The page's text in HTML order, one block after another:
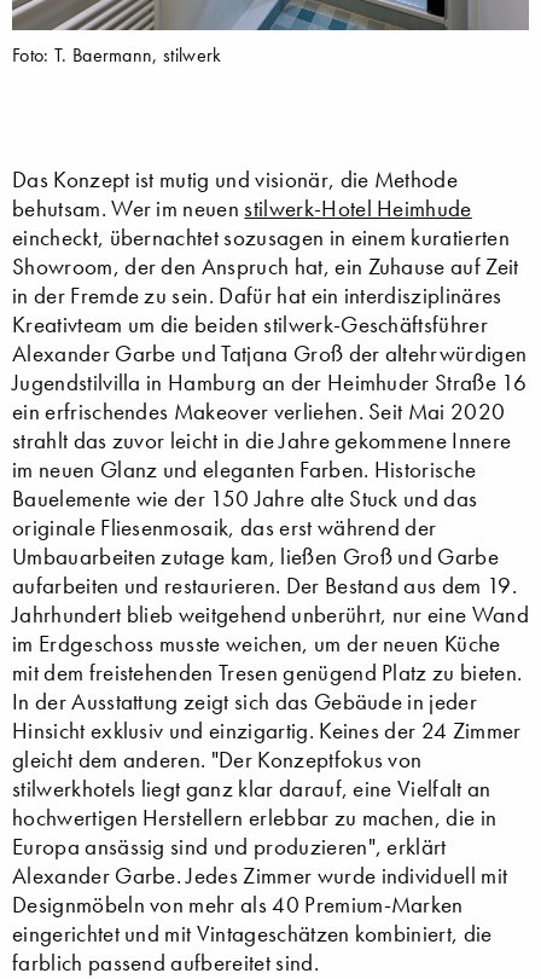
Foto: T. Baermann, stilwerk
Das Konzept ist mutig und visionär, die Methode
behutsam. Wer im neuenstilwerk-Hotel Heimhude
eincheckt, übernachtet sozusagen in einem kuratierten
Showroom, der den Anspruch hat, ein Zuhause auf Zeit
in der Fremde zu sein. Dafür hat ein interdisziplinäres
Kreativteam um die beiden stilwerk-Geschäftsführer
Alexander Garbe und Tatjana Groß der altehrwürdigen
Jugendstilvilla in Hamburg an der Heimhuder Straße 16
ein erfrischendes Makeover verliehen. Seit Mai 2020
strahlt das zuvor leicht in die Jahre gekommene Innere
im neuen Glanz und eleganten Farben. Historische
Bauelemente wie der 150 Jahre alte Stuck und das
originale Fliesenmosaik, das erst während der
Umbauarbeiten zutage kam, ließen Groß und Garbe
aufarbeiten und restaurieren. Der Bestand aus dem 19.
Jahrhundert blieb weitgehend unberührt, nur eine Wand
im Erdgeschoss musste weichen, um der neuen Küche
mit dem freistehenden Tresen genügend Platz zu bieten.
In der Ausstattung zeigt sich das Gebäude in jeder
Hinsicht exklusiv und einzigartig. Keines der 24 Zimmer
gleicht dem anderen. "Der Konzeptfokus von
stilwerkhotels liegt ganz klar darauf, eine Vielfalt an
hochwertigen Herstellern erlebbar zu machen, die in
Europa ansässig sind und produzieren", erklärt
Alexander Garbe. Jedes Zimmer wurde individuell mit
Designmöbeln von mehr als 40 Premium-Marken
eingerichtet und mit Vintageschätzen kombiniert, die
farblich passend aufbereitet sind.